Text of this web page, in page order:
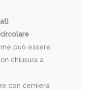
può essere
chiusura a
con cerniera